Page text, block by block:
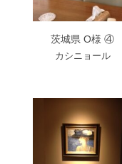
茨城県 O様 ④
カシニョール